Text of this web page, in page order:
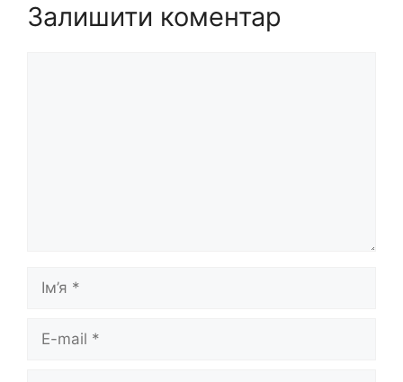
Залишити коментар
Ім’я